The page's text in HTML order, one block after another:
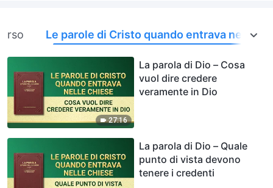
Le parole di Cristo quando entrava nelle
27:16
La parola di Dio – Cosa
vuol dire credere
veramente in Dio
La parola di Dio – Quale
punto di vista devono
tenere i credenti